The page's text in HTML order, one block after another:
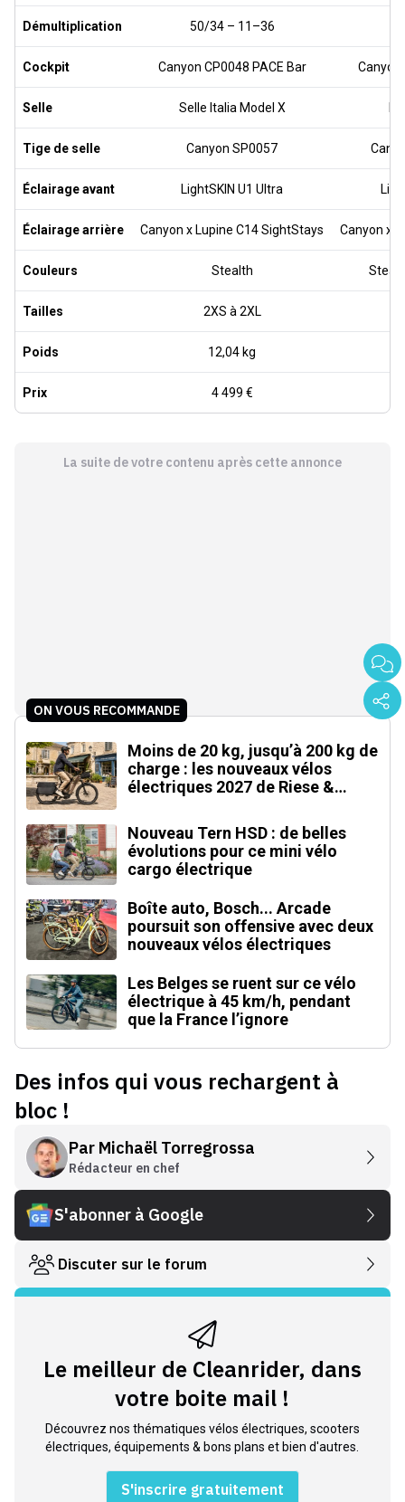
Démultiplication 50/34 – 11–36
Cockpit Canyon CP0048 PACE Bar Canyon
Selle Selle Italia Model X
Tige de selle Canyon SP0057
Éclairage avant LightSKIN U1 Ultra
Éclairage arrière Canyon x Lupine C14 SightStays Canyon x
Couleurs Stealth
Tailles 2XS à 2XL
Poids 12,04 kg
Prix 4 499 €
La suite de votre contenu après cette annonce
ON VOUS RECOMMANDE
Moins de 20 kg, jusqu’à 200 kg de
charge : les nouveaux vélos
électriques 2027 de Riese &
Nouveau Tern HSD : de belles
évolutions pour ce mini vélo
cargo électrique
Boîte auto, Bosch... Arcade
poursuit son offensive avec deux
nouveaux vélos électriques
Les Belges se ruent sur ce vélo
électrique à 45 km/h, pendant
que la France l’ignore
Des infos qui vous rechargent à
bloc !
Par Michaël Torregrossa
Rédacteur en chef
S'abonner à Google
Discuter sur le forum
Le meilleur de Cleanrider, dans
votre boite mail !
Découvrez nos thématiques vélos électriques, scooters
électriques, équipements & bons plans et bien d'autres.
S'inscrire gratuitement